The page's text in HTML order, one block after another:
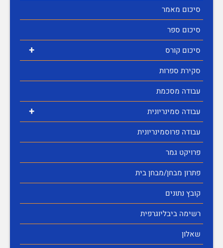
סיכום מאמר
סיכום ספר
+
סיכום קורס
סקירת ספרות
עבודה מסכמת
+
עבודה סמינריונית
עבודה פרוסמינריונית
פרויקט גמר
פתרון מבחן/מבחן בית
קובץ נתונים
רשימה ביבליוגרפית
שאלון